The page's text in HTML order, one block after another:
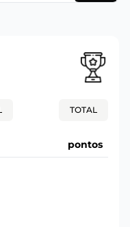
TOTAL
pontos